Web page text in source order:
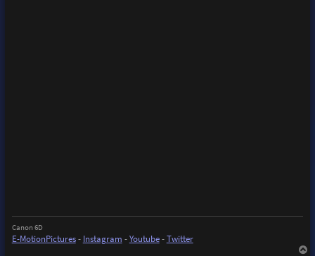
Canon 6D
E-MotionPictures- Instagram -Youtube-Twitter